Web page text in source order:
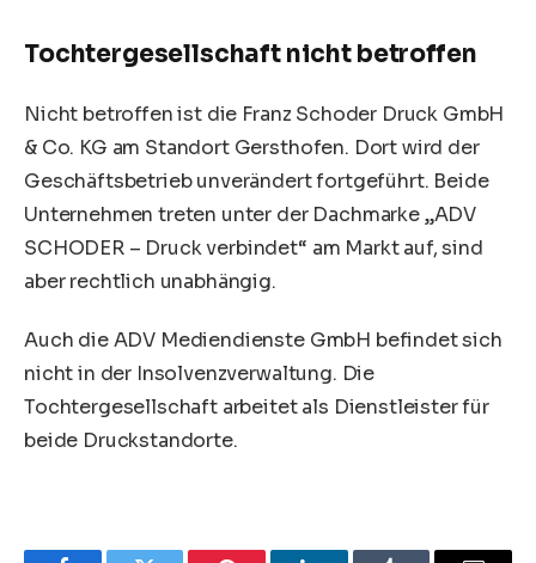
Tochtergesellschaft nicht betroffen
Nicht betroffen ist die Franz Schoder Druck GmbH
& Co. KG am Standort Gersthofen. Dort wird der
Geschäftsbetrieb unverändert fortgeführt. Beide
Unternehmen treten unter der Dachmarke „ADV
SCHODER – Druck verbindet“ am Markt auf, sind
aber rechtlich unabhängig.
Auch die ADV Mediendienste GmbH befindet sich
nicht in der Insolvenzverwaltung. Die
Tochtergesellschaft arbeitet als Dienstleister für
beide Druckstandorte.